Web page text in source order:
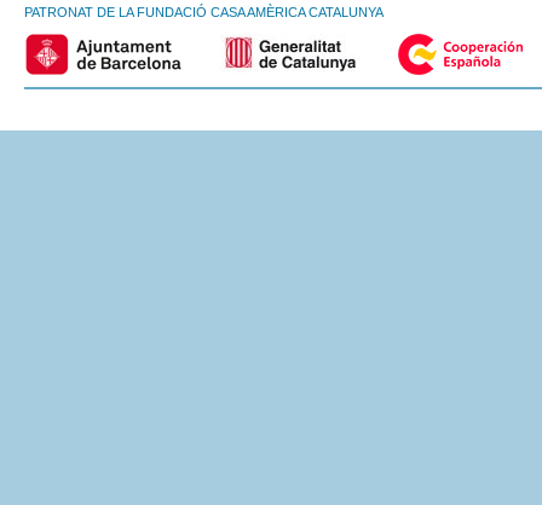
PATRONAT DE LA FUNDACIÓ CASA AMÈRICA CATALUNYA